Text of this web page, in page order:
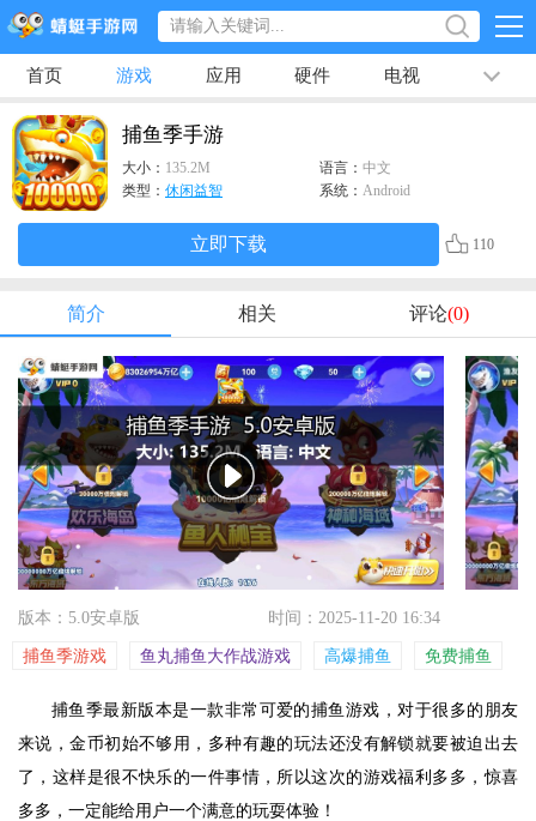
首页 游戏 应用 硬件 电视 排行榜
专题
捕鱼季手游
大小： 135.2M 语言： 中文
类型： 休闲益智 系统： Android
立即下载 110
简介 相关 评论(0)
版本：5.0安卓版 时间：2025-11-20 16:34
捕鱼季游戏 鱼丸捕鱼大作战游戏 高爆捕鱼 免费捕鱼
捕鱼季最新版本是一款非常可爱的捕鱼游戏，对于很多的朋友
来说，金币初始不够用，多种有趣的玩法还没有解锁就要被迫出去
了，这样是很不快乐的一件事情，所以这次的游戏福利多多，惊喜
多多，一定能给用户一个满意的玩耍体验！